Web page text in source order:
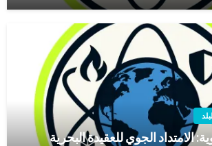
الامتداد الجوي للعقيدة البحرية